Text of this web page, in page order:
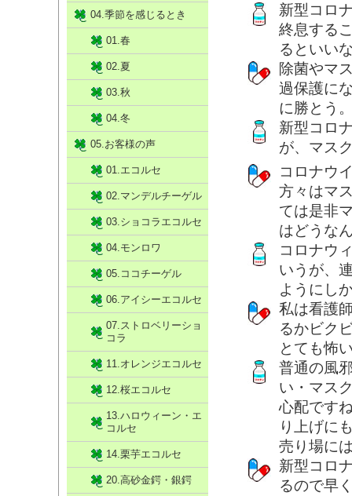
新型コロ
終息する
るといい
除菌やマ
過保護に
に勝とう
新型コロ
が、マス
コロナウ
方々はマ
ては是非
はどうな
コロナウ
いうが、
ようにし
私は看護
るかビク
とても怖
普通の風
い・マス
心配です
り上げに
売り場に
新型コロ
るので早
04.季節を感じるとき
01.春
02.夏
03.秋
04.冬
05.お客様の声
01.エコルセ
02.マンデルチーゲル
03.ショコラエコルセ
04.モンロワ
05.ココチーゲル
06.アイシーエコルセ
07.ストロベリーショ
コラ
11.オレンジエコルセ
12.桜エコルセ
13.ハロウィーン・エ
コルセ
14.栗芋エコルセ
20.高砂金鍔・銀鍔